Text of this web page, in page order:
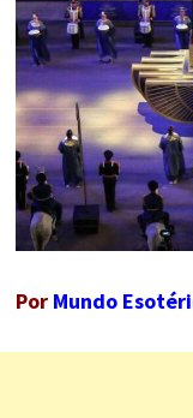
Por Mundo